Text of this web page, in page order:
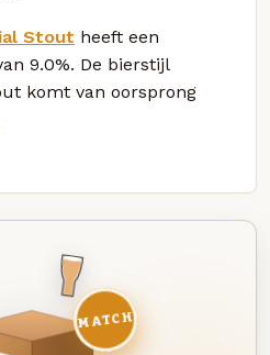
Stout heeft een
9.0%. De bierstijl
komt van oorsprong
MATCH